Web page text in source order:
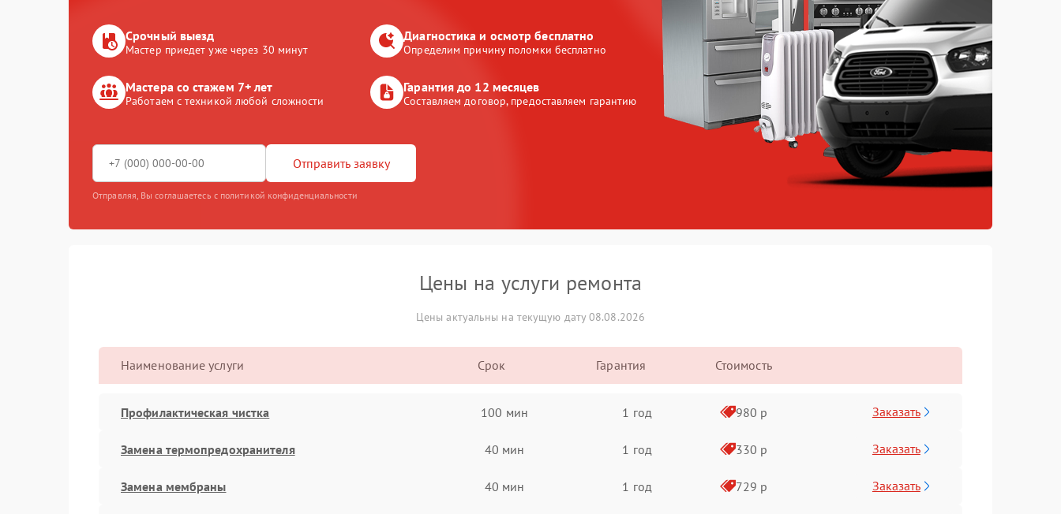
Срочный выезд
Мастер приедет уже через 30 минут
Диагностика и осмотр бесплатно
Определим причину поломки бесплатно
Мастера со стажем 7+ лет
Работаем с техникой любой сложности
Гарантия до 12 месяцев
Составляем договор, предоставляем гарантию
Отправить заявку
Отправляя, Вы соглашаетесь с политикой конфиденциальности
Цены на услуги ремонта
Цены актуальны на текущую дату 08.08.2026
Наименование услуги Срок Гарантия Стоимость
Профилактическая чистка 100 мин 1 год 980 р Заказать
Замена термопредохранителя 40 мин 1 год 330 р Заказать
Замена мембраны 40 мин 1 год 729 р Заказать